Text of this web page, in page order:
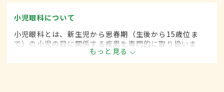
小児眼科について
小児眼科とは、新生児から思春期（生後から15歳位ま
で）の小児の目に関係する疾患を専門的に取り扱いま
もっと見る